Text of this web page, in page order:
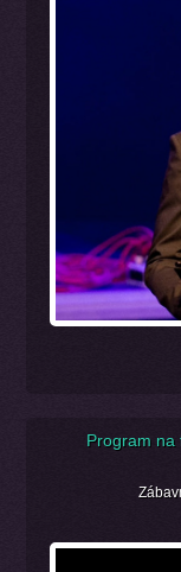
Program